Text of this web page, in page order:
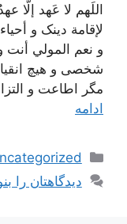
اللَهم لا عَهد إلّا
لإقامة دينک و
و نعم المولي أنت
شخصی و هیچ
مگر اطاعت و
ادامه
دسته‌ها
دیدگاهتان را